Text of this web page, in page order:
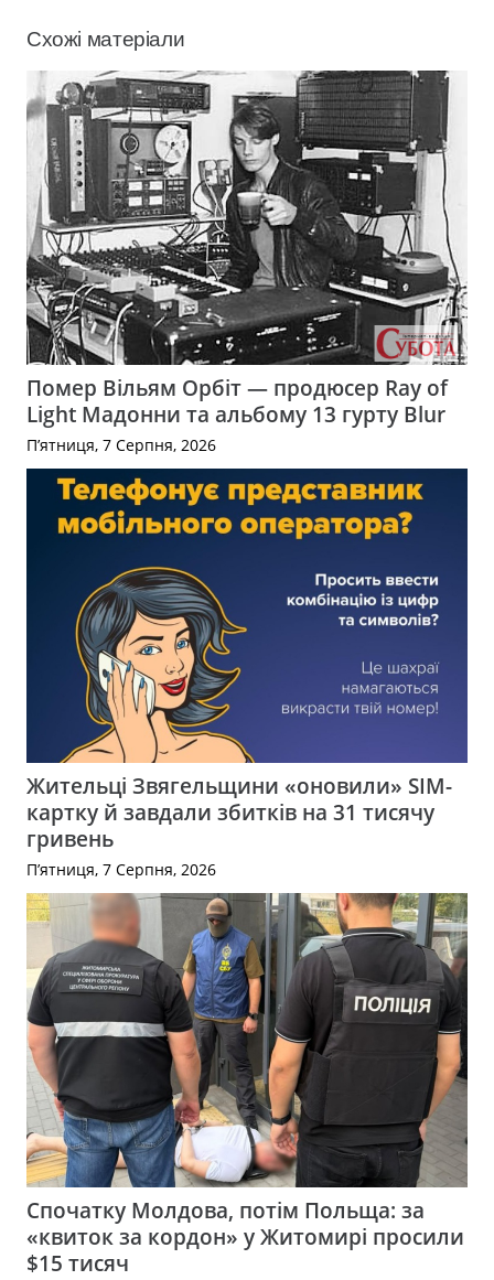
Схожі матеріали
Помер Вільям Орбіт — продюсер Ray of
Light Мадонни та альбому 13 гурту Blur
П’ятниця, 7 Серпня, 2026
Жительці Звягельщини «оновили» SIM-
картку й завдали збитків на 31 тисячу
гривень
П’ятниця, 7 Серпня, 2026
Спочатку Молдова, потім Польща: за
«квиток за кордон» у Житомирі просили
$15 тисяч